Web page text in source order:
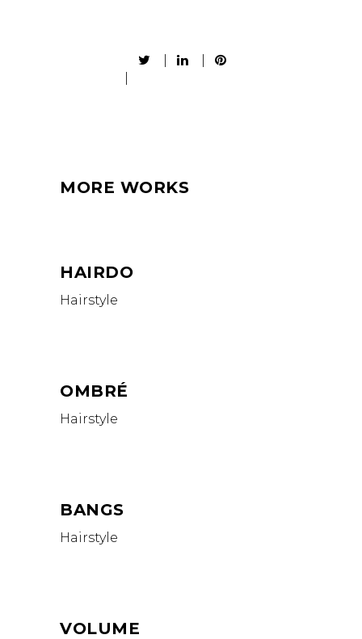
MORE WORKS
HAIRDO
Hairstyle
OMBRÉ
Hairstyle
BANGS
Hairstyle
VOLUME